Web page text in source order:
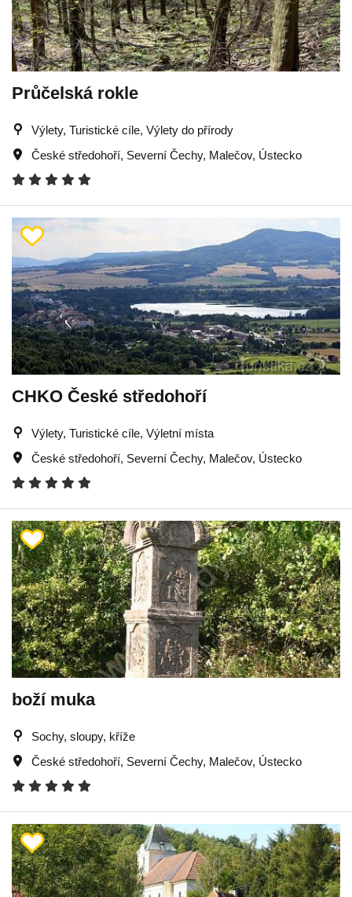
Průčelská rokle
Výlety, Turistické cíle, Výlety do přírody
České středohoří, Severní Čechy, Malečov, Ústecko
CHKO České středohoří
Výlety, Turistické cíle, Výletní místa
České středohoří, Severní Čechy, Malečov, Ústecko
boží muka
Sochy, sloupy, kříže
České středohoří, Severní Čechy, Malečov, Ústecko